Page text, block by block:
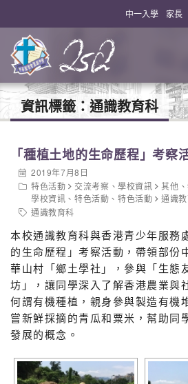
中一入學 家長
資訊標籤： 通識教育科
「種植土地的生命歷程」考察
2019年7月8日
特色活動
交流考察 、學校資訊 其他 、
學校資訊 、特色活動 、特色活動
通識
通識教育科
本校通識教育科與香港青少年服務
的生命歷程」考察活動，帶領部份
華山村「鄉土學社」，參與「生態
坊」，讓同學深入了解香港農業與
何謂有機種植，親身參與製造有機
嘗新鮮採摘的青瓜和粟米，幫助同
發展的概念。